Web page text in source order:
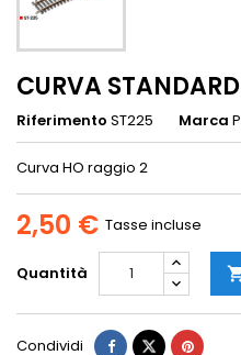
CURVA
Riferimento ST225 Marca
Curva HO raggio 2
2,50 € Tasse incluse
Quantità
Condividi